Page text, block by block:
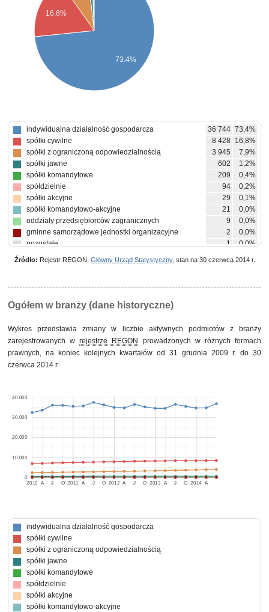
16.8%
73.4%
indywidualna działalność gospodarcza 36 744 73,4%
spółki cywilne
8 428 16,8%
spółki z ograniczoną odpowiedzialnością
3 945
7,9%
spółki jawne
602
1,2%
spółki komandytowe
209
0,4%
spółdzielnie
94
0,2%
spółki akcyjne
29
0,1%
spółki komandytowo-akcyjne
21
0,0%
oddziały przedsiębiorców zagranicznych
9
0,0%
gminne samorządowe jednostki organizacyjne
2
0,0%
pozostałe
1 0,0%
Źródło: Rejestr REGON, Główny Urząd Statystyczny, stan na 30 czerwca 2014 r.
Ogółem w branży (dane historyczne)
Wykres przedstawia zmiany w liczbie aktywnych podmiotów z branży
zarejestrowanych wrejestrze REGON
prowadzonych w różnych formach
prawnych, na koniec kolejnych kwartałów od 31 grudnia 2009 r. do 30
czerwca 2014 r.
2010 2011 2012 2013 2014
A J O A J O A J O A J O A
0
10,000
20,000
30,000
40,000
indywidualna działalność gospodarcza
spółki cywilne
spółki z ograniczoną odpowiedzialnością
spółki jawne
spółki komandytowe
spółdzielnie
spółki akcyjne
spółki komandytowo-akcyjne